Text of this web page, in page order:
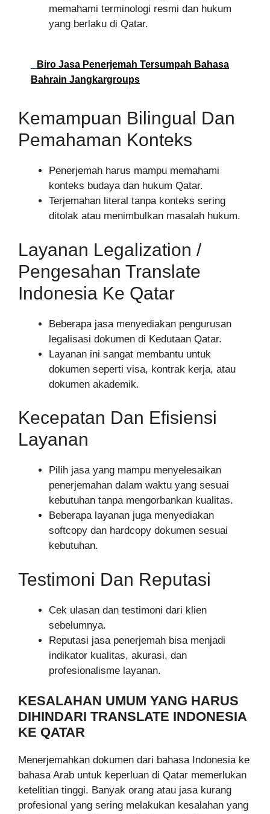
memahami terminologi resmi dan hukum
yang berlaku di Qatar.
Biro Jasa Penerjemah Tersumpah Bahasa
Bahrain Jangkargroups
Kemampuan Bilingual Dan
Pemahaman Konteks
Penerjemah harus mampu memahami
konteks budaya dan hukum Qatar.
Terjemahan literal tanpa konteks sering
ditolak atau menimbulkan masalah hukum.
Layanan Legalization /
Pengesahan Translate
Indonesia Ke Qatar
Beberapa jasa menyediakan pengurusan
legalisasi dokumen di Kedutaan Qatar.
Layanan ini sangat membantu untuk
dokumen seperti visa, kontrak kerja, atau
dokumen akademik.
Kecepatan Dan Efisiensi
Layanan
Pilih jasa yang mampu menyelesaikan
penerjemahan dalam waktu yang sesuai
kebutuhan tanpa mengorbankan kualitas.
Beberapa layanan juga menyediakan
softcopy dan hardcopy dokumen sesuai
kebutuhan.
Testimoni Dan Reputasi
Cek ulasan dan testimoni dari klien
sebelumnya.
Reputasi jasa penerjemah bisa menjadi
indikator kualitas, akurasi, dan
profesionalisme layanan.
KESALAHAN UMUM YANG HARUS
DIHINDARI TRANSLATE INDONESIA
KE QATAR
Menerjemahkan dokumen dari bahasa Indonesia ke
bahasa Arab untuk keperluan di Qatar memerlukan
ketelitian tinggi. Banyak orang atau jasa kurang
profesional yang sering melakukan kesalahan yang